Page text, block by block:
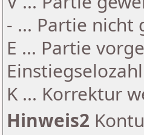
- ... Partie nicht
E ... Partie
K ... Korrektur
Hinweis2